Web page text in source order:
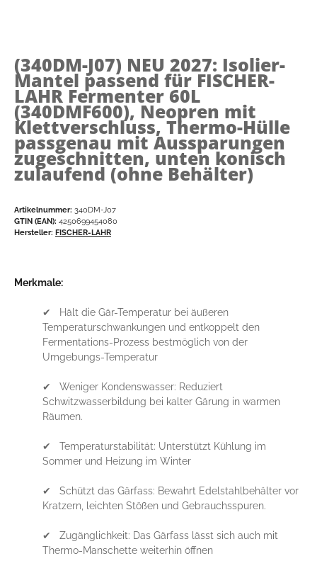
(340DM-J07) NEU 2027: Isolier-
Mantel passend für FISCHER-
LAHR Fermenter 60L
(340DMF600), Neopren mit
Klettverschluss, Thermo-Hülle
passgenau mit Aussparungen
zugeschnitten, unten konisch
zulaufend (ohne Behälter)
Artikelnummer: 340DM-J07
GTIN (EAN): 4250699454080
Hersteller: FISCHER-LAHR
Merkmale:
✔ Hält die Gär-Temperatur bei äußeren
Temperaturschwankungen und entkoppelt den
Fermentations-Prozess bestmöglich von der
Umgebungs-Temperatur
✔ Weniger Kondenswasser: Reduziert
Schwitzwasserbildung bei kalter Gärung in warmen
Räumen.
✔ Temperaturstabilität: Unterstützt Kühlung im
Sommer und Heizung im Winter
✔ Schützt das Gärfass: Bewahrt Edelstahlbehälter vor
Kratzern, leichten Stößen und Gebrauchsspuren.
✔ Zugänglichkeit: Das Gärfass lässt sich auch mit
Thermo-Manschette weiterhin öffnen